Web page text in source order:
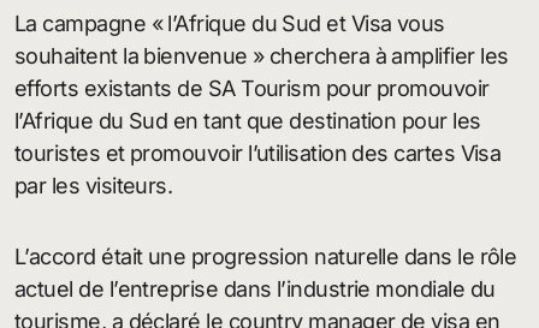
La campagne « l’Afrique du Sud et Visa vous
souhaitent la bienvenue » cherchera à amplifier les
efforts existants de SA Tourism pour promouvoir
l’Afrique du Sud en tant que destination pour les
touristes et promouvoir l’utilisation des cartes Visa
par les visiteurs.
L’accord était une progression naturelle dans le rôle
actuel de l’entreprise dans l’industrie mondiale du
tourisme, a déclaré le country manager de visa en